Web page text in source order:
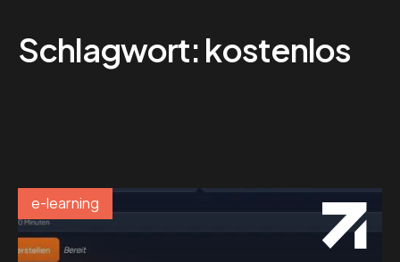
Schlagwort: kostenlos
e-learning